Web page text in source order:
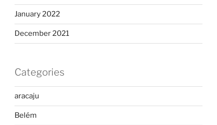
January 2022
December 2021
Categories
aracaju
Belém